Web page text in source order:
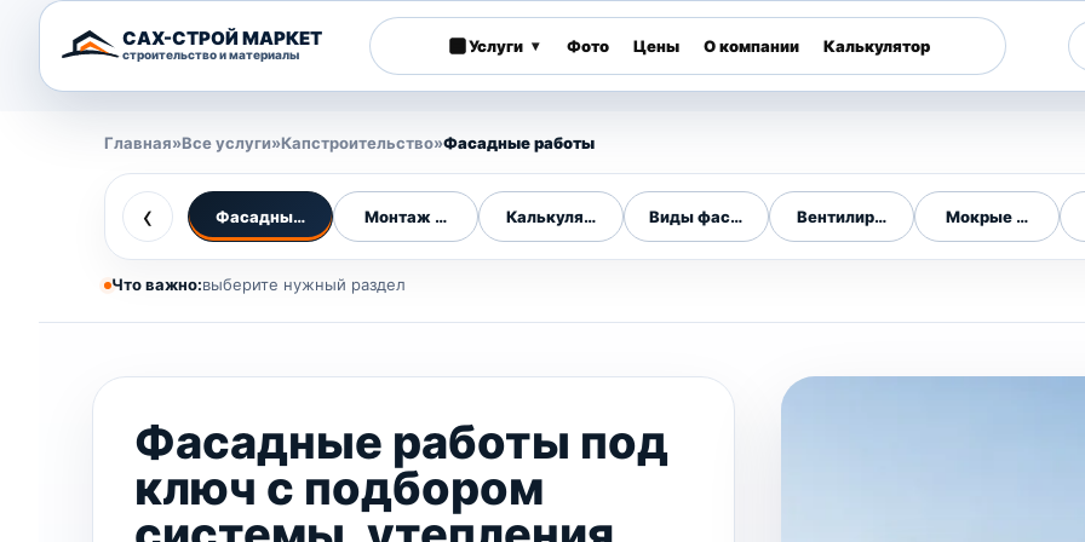
САХ-СТРОЙ МАРКЕТ
строительство и материалы Услуги ▾ Фото Цены О компании Калькулятор
Главная»Все услуги»Капстроительство»Фасадные работы
‹ Фасадные работыМонтаж фасадовКалькулятор фасадаВиды фасадов Вентилируемые фасадыМокрые фасады
Что важно:выберите нужный раздел
Фасадные работы под
ключ с подбором